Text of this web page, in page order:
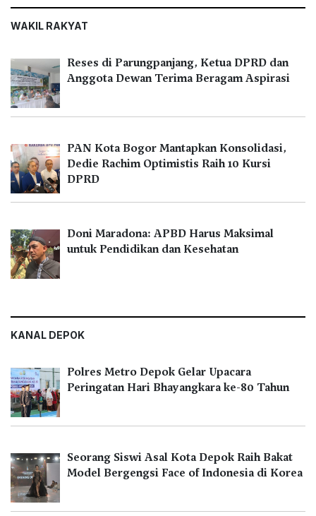
WAKIL RAKYAT
Reses di Parungpanjang, Ketua DPRD dan
Anggota Dewan Terima Beragam Aspirasi
PAN Kota Bogor Mantapkan Konsolidasi,
Dedie Rachim Optimistis Raih 10 Kursi
DPRD
Doni Maradona: APBD Harus Maksimal
untuk Pendidikan dan Kesehatan
KANAL DEPOK
Polres Metro Depok Gelar Upacara
Peringatan Hari Bhayangkara ke-80 Tahun
Seorang Siswi Asal Kota Depok Raih Bakat
Model Bergengsi Face of Indonesia di Korea